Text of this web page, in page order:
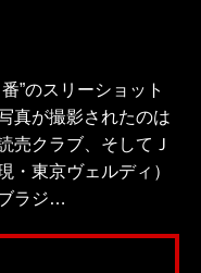
”のスリーショット
真が撮影されたのは
売クラブ、そしてＪ
・東京ヴェルディ）
ラジ…